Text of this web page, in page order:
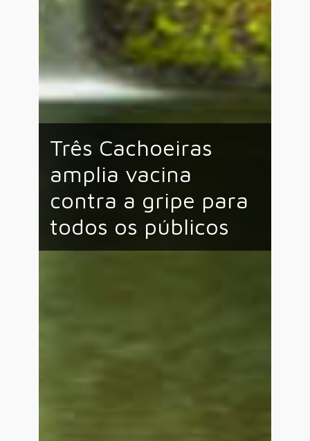
Três Cachoeiras
amplia vacina
contra a gripe para
todos os públicos